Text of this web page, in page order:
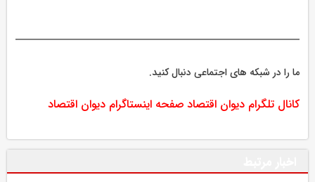
ما را در شبکه های اجتماعی دنبال کنید.
کانال تلگرام دیوان اقتصاد صفحه اینستاگرام دیوان اقتصاد